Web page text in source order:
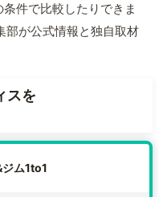
件で比較したりできま
部が公式情報と独自取材
スを
ジム1to1